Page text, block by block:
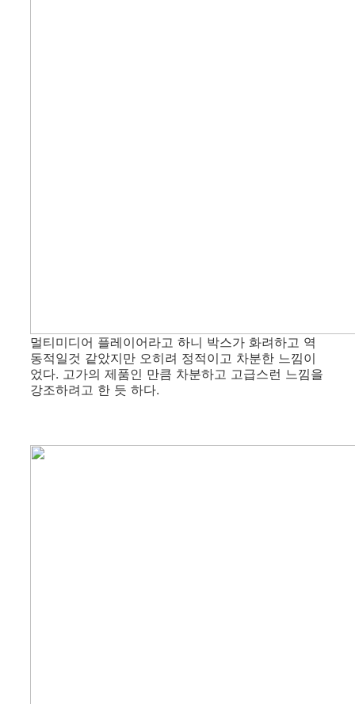
멀티미디어 플레이어라고 하니 박스가 화려하고 역
동적일것 같았지만 오히려 정적이고 차분한 느낌이
었다. 고가의 제품인 만큼 차분하고 고급스런 느낌을
강조하려고 한 듯 하다.